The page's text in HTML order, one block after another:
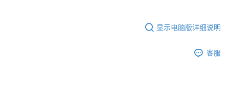
显示电脑版详细说明
客服